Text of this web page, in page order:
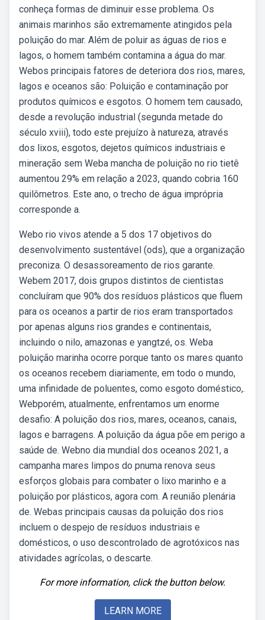
conheça formas de diminuir esse problema. Os
animais marinhos são extremamente atingidos pela
poluição do mar. Além de poluir as águas de rios e
lagos, o homem também contamina a água do mar.
Webos principais fatores de deteriora dos rios, mares,
lagos e oceanos são: Poluição e contaminação por
produtos químicos e esgotos. O homem tem causado,
desde a revolução industrial (segunda metade do
século xviii), todo este prejuízo à natureza, através
dos lixos, esgotos, dejetos químicos industriais e
mineração sem Weba mancha de poluição no rio tietê
aumentou 29% em relação a 2023, quando cobria 160
quilômetros. Este ano, o trecho de água imprópria
corresponde a.
Webo rio vivos atende a 5 dos 17 objetivos do
desenvolvimento sustentável (ods), que a organização
preconiza. O desassoreamento de rios garante.
Webem 2017, dois grupos distintos de cientistas
concluíram que 90% dos resíduos plásticos que fluem
para os oceanos a partir de rios eram transportados
por apenas alguns rios grandes e continentais,
incluindo o nilo, amazonas e yangtzé, os. Weba
poluição marinha ocorre porque tanto os mares quanto
os oceanos recebem diariamente, em todo o mundo,
uma infinidade de poluentes, como esgoto doméstico,.
Webporém, atualmente, enfrentamos um enorme
desafio: A poluição dos rios, mares, oceanos, canais,
lagos e barragens. A poluição da água põe em perigo a
saúde de. Webno dia mundial dos oceanos 2021, a
campanha mares limpos do pnuma renova seus
esforços globais para combater o lixo marinho e a
poluição por plásticos, agora com. A reunião plenária
de. Webas principais causas da poluição dos rios
incluem o despejo de resíduos industriais e
domésticos, o uso descontrolado de agrotóxicos nas
atividades agrícolas, o descarte.
For more information, click the button below.
LEARN MORE